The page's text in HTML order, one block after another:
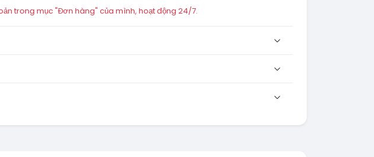
trong mục "Đơn hàng" của mình, hoạt động 24/7.